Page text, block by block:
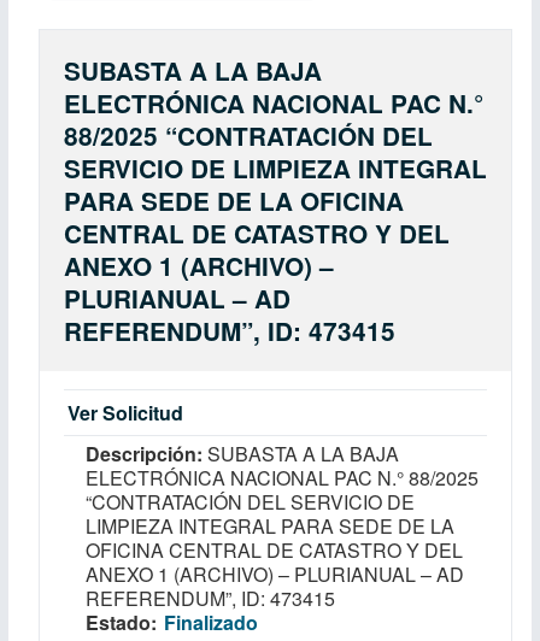
SUBASTA A LA BAJA
ELECTRÓNICA NACIONAL PAC N.°
88/2025 “CONTRATACIÓN DEL
SERVICIO DE LIMPIEZA INTEGRAL
PARA SEDE DE LA OFICINA
CENTRAL DE CATASTRO Y DEL
ANEXO 1 (ARCHIVO) –
PLURIANUAL – AD
REFERENDUM”, ID: 473415
Ver Solicitud
Descripción SUBASTA A LA BAJA
ELECTRÓNICA NACIONAL PAC N.° 88/2025
“CONTRATACIÓN DEL SERVICIO DE
LIMPIEZA INTEGRAL PARA SEDE DE LA
OFICINA CENTRAL DE CATASTRO Y DEL
ANEXO 1 (ARCHIVO) – PLURIANUAL – AD
REFERENDUM”, ID: 473415
Estado Finalizado